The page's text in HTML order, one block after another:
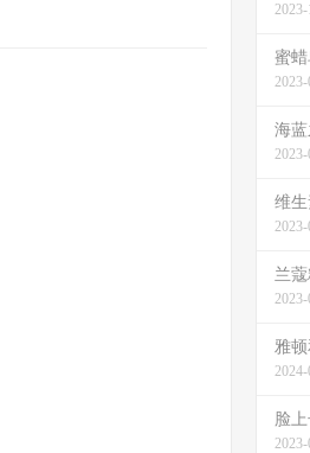
蜜蜡
海蓝
维生
兰
2023-
雅
2024-
脸